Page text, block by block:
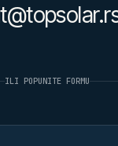
ILI POPUNITE FORMU